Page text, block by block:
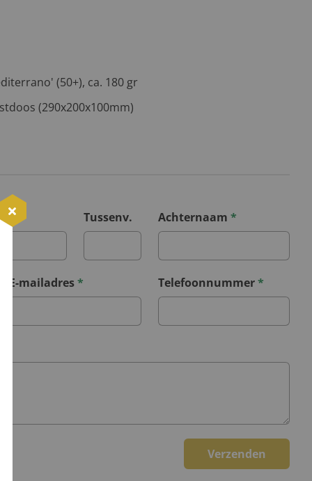
(50+), ca. 180 gr
(290x200x100mm)
Tussenv. Achternaam *
E-mailadres* Telefoonnummer*
Verzenden